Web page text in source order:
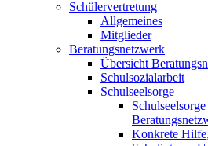
Schülervertretung
Allgemeines
Mitglieder
Beratungsnetzwerk
Übersicht
Schulsozialarbeit
Schulseelsorge
Konkrete